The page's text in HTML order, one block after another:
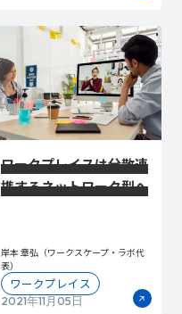
ワークプレイスは分散連
携するネットワーク型へ
岸本 章弘（ワークスケープ・ラボ代
表）
2021年11月05日
ワークプレイス